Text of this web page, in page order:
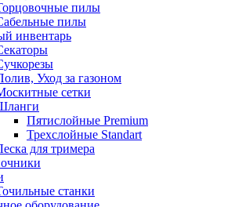
пилы
пилы
инвентарь
Уход за газоном
сетки
Пятислойные Premium
Трехслойные Standart
для тримера
станки